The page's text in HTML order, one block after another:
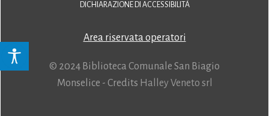
DICHIARAZIONE DI ACCESSIBILITÀ
Area riservata operatori
© 2024 Biblioteca Comunale San Biagio
Monselice - Credits Halley Veneto srl